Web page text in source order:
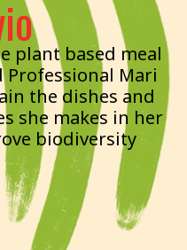
plant based meal
Professional Mari
the dishes and
she makes in her
biodiversity